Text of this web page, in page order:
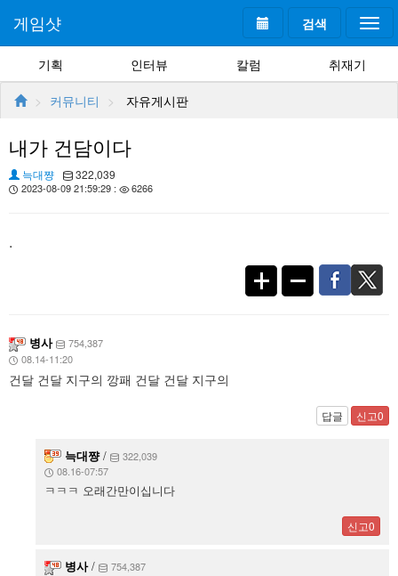
검색
게임샷
기획 인터뷰 칼럼 취재기
커뮤니티 자유게시판
내가 건담이다
늑대쨩 322,039
2023-08-09 21:59:29 : 6266
.
병사
754,387
08.14-11:20
건달 건달 지구의 깡패 건달 건달 지구의
답글 신고0
늑대쨩/
322,039
08.16-07:57
ㅋㅋㅋ 오래간만이십니다
신고0
병사/
754,387